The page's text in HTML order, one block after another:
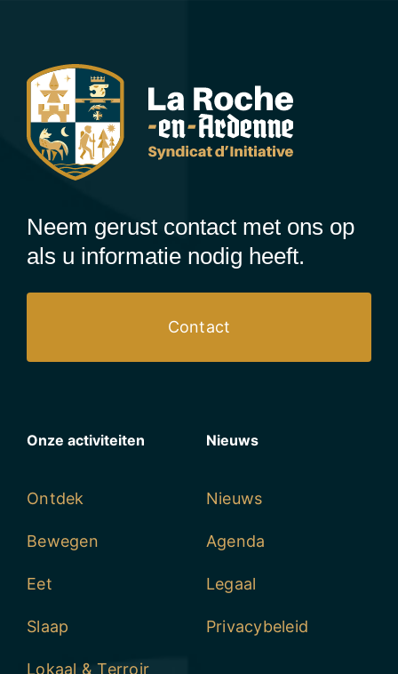
Neem gerust contact met ons op
als u informatie nodig heeft.
Contact
Onze activiteiten
Ontdek
Bewegen
Eet
Slaap
Lokaal & Terroir
Nieuws
Nieuws
Agenda
Legaal
Privacybeleid